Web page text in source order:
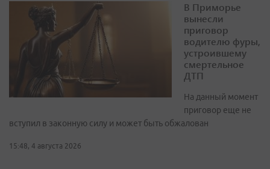
В Приморье
вынесли
приговор
водителю фуры,
устроившему
смертельное
ДТП
На данный момент
приговор еще не
вступил в законную силу и может быть обжалован
15:48, 4 августа 2026